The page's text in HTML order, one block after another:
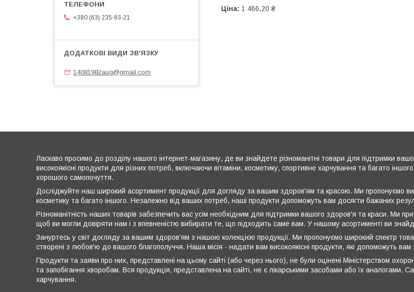
Ціна: 1 466,20 ₴
+380 (63) 235-93-21
14081982aug@gmail.com
Ласкаво просимо до розділу нашого інтернет-магазину, де ви знайдете різноманітні товари для підтримки
високоякісні продукти для різних потреб, включаючи вітаміни, косметику, спортивне харчування та багато
хорошого самопочуття.
Досліджуйте наш широкий асортимент продукції для догляду за вашим здоров'ям та красою. Ми пропонуємо
косметику та багато іншого. Незалежно від ваших потреб, наші продукти допоможуть вам досягти бажаних
Різноманітність наших товарів забезпечить вас усім необхідним для підтримки вашого здоров'я та краси. Ми
щоб ви могли довіряти нам і з впевненістю вибирати те, що підходить саме вам. У нашому асортименті ви
Зануртесь у світ догляду за вашим здоров'ям з нашою колекцією продукції. Ми пропонуємо широкий спектр
створені з любов'ю до вашого благополуччя. Наша місія - надати вам високоякісні продукти, які допоможуть
Продукти та заяви про них, представлені на цьому сайті (або через нього), не були оцінені Міністерством
та запобігання хворобам. Вся продукція, представлена на сайті, не є лікарськими засобами або їх аналогами.
харчування.